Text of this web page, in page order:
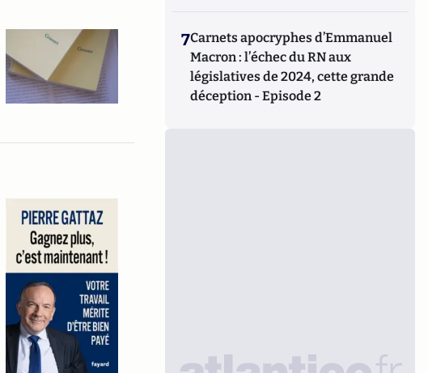
7Carnets apocryphes d’Emmanuel
Macron : l’échec du RN aux
législatives de 2024, cette grande
déception - Episode 2